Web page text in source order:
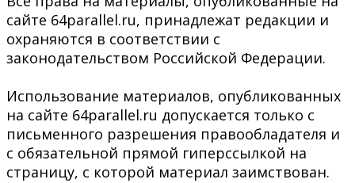
сайте 64parallel.ru, принадлежат редакции и
охраняются в соответствии с
законодательством Российской Федерации.
Использование материалов, опубликованных
на сайте 64parallel.ru допускается только с
письменного разрешения правообладателя и
с обязательной прямой гиперссылкой на
страницу, с которой материал заимствован.